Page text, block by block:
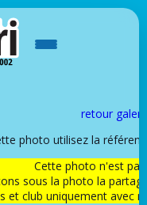
retour
photo utilisez la
Cette photo n'est
sous la photo la
et club uniquement avec